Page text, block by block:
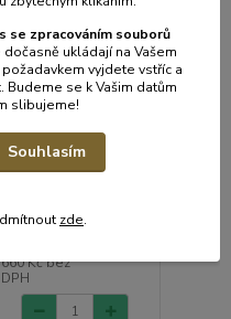
SSI 8710VT Žehlička
SENCOR
660 Kčbez
DPH
prac.dnů
se zpracováním souborů
ukládají na Vašem
vyjdete vstříc a
se k Vašim datům
slibujeme!
Souhlasím
zde.